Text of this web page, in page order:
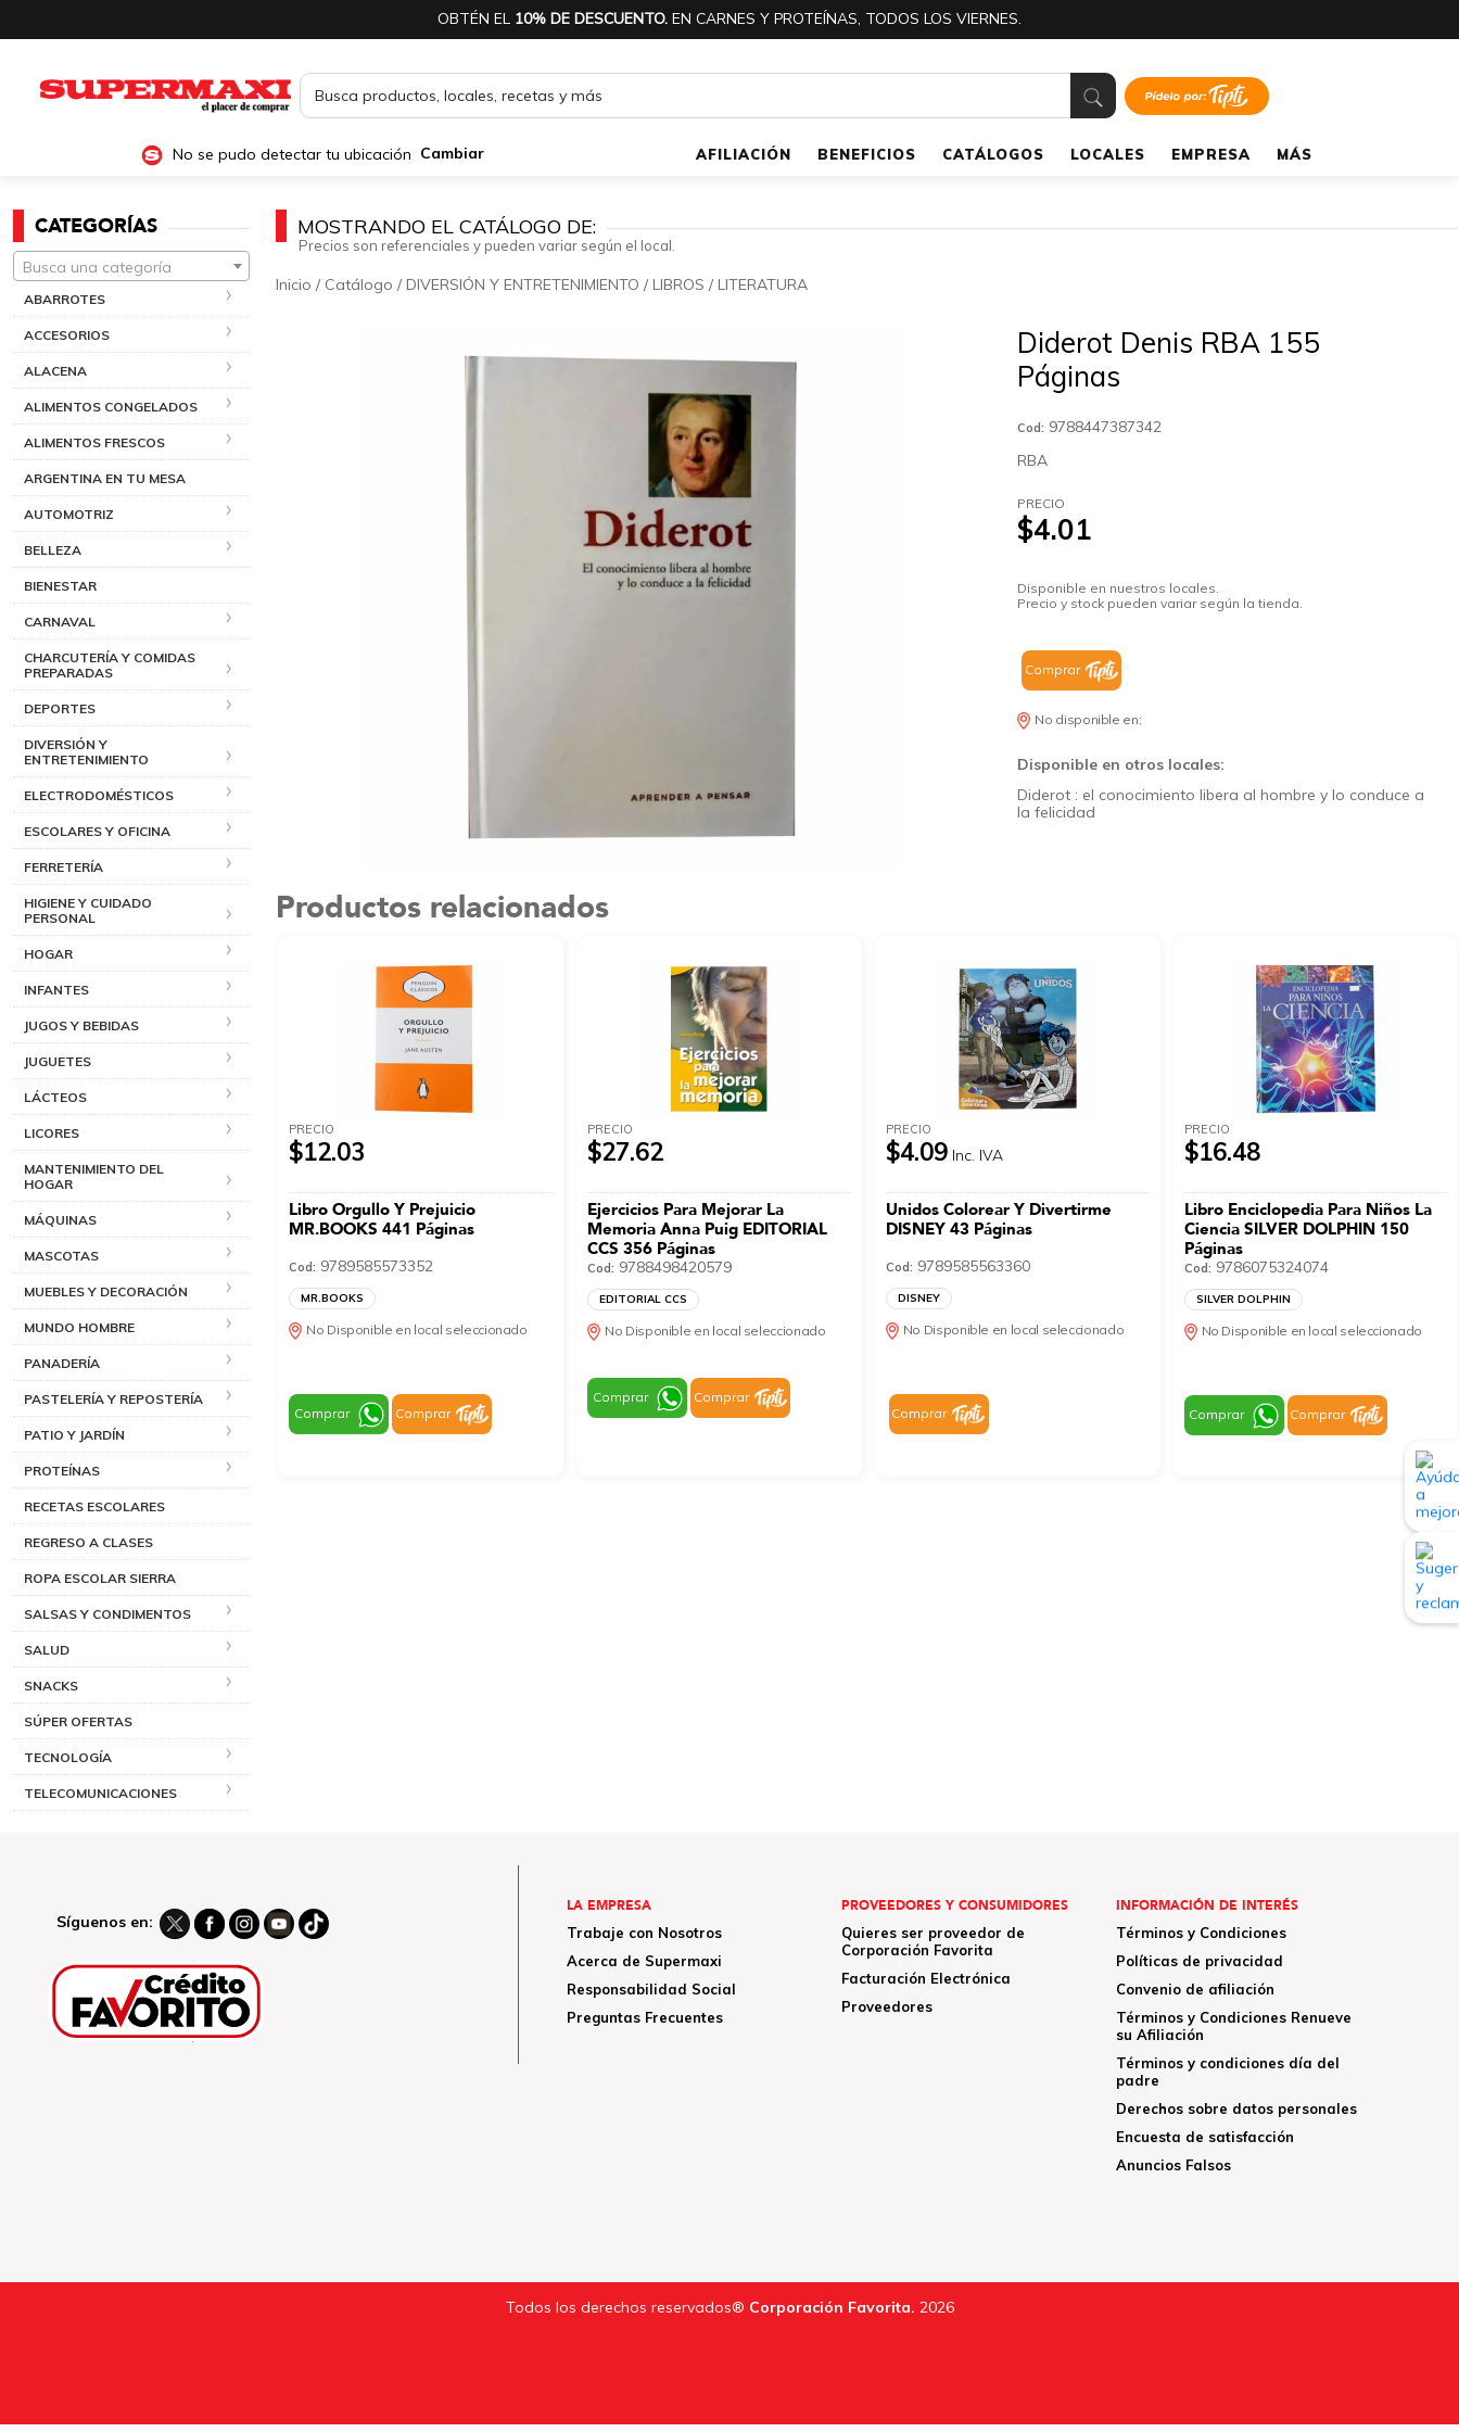
OBTÉN EL 10% DE DESCUENTO. EN CARNES Y PROTEÍNAS, TODOS LOS VIERNES.
No se pudo detectar tu ubicación Cambiar AFILIACIÓN BENEFICIOS CATÁLOGOS LOCALES EMPRESA MÁS
CATEGORÍAS
Busca una categoría
ABARROTES
ACCESORIOS
ALACENA
ALIMENTOS CONGELADOS
ALIMENTOS FRESCOS
ARGENTINA EN TU MESA
AUTOMOTRIZ
BELLEZA
BIENESTAR
CARNAVAL
CHARCUTERÍA Y COMIDAS
PREPARADAS
DEPORTES
DIVERSIÓN Y
ENTRETENIMIENTO
ELECTRODOMÉSTICOS
ESCOLARES Y OFICINA
FERRETERÍA
HIGIENE Y CUIDADO
PERSONAL
HOGAR
INFANTES
JUGOS Y BEBIDAS
JUGUETES
LÁCTEOS
LICORES
MANTENIMIENTO DEL
HOGAR
MÁQUINAS
MASCOTAS
MUEBLES Y DECORACIÓN
MUNDO HOMBRE
PANADERÍA
PASTELERÍA Y REPOSTERÍA
PATIO Y JARDÍN
PROTEÍNAS
RECETAS ESCOLARES
REGRESO A CLASES
ROPA ESCOLAR SIERRA
SALSAS Y CONDIMENTOS
SALUD
SNACKS
SÚPER OFERTAS
TECNOLOGÍA
TELECOMUNICACIONES
MOSTRANDO EL CATÁLOGO DE:
Precios son referenciales y pueden variar según el local.
Inicio / Catálogo / DIVERSIÓN Y ENTRETENIMIENTO / LIBROS / LITERATURA
Diderot Denis RBA 155
Páginas
Cod: 9788447387342
RBA
PRECIO
$4.01
Disponible en nuestros locales.
Precio y stock pueden variar según la tienda.
Comprar
No disponible en:
Disponible en otros locales:
Diderot : el conocimiento libera al hombre y lo conduce a
la felicidad
Productos relacionados
PRECIO
$12.03
Libro Orgullo Y Prejuicio
MR.BOOKS 441 Páginas
Cod: 9789585573352
MR.BOOKS
No Disponible en local seleccionado
Comprar Comprar
PRECIO
$27.62
Ejercicios Para Mejorar La
Memoria Anna Puig EDITORIAL
CCS 356 Páginas
Cod: 9788498420579
EDITORIAL CCS
No Disponible en local seleccionado
Comprar Comprar
PRECIO
$4.09 Inc. IVA
Unidos Colorear Y Divertirme
DISNEY 43 Páginas
Cod: 9789585563360
DISNEY
No Disponible en local seleccionado
Comprar
PRECIO
$16.48
Libro Enciclopedia Para Niños La
Ciencia SILVER DOLPHIN 150
Páginas
Cod: 9786075324074
SILVER DOLPHIN
No Disponible en local seleccionado
Comprar Comprar
Síguenos en:
LA EMPRESA
Trabaje con Nosotros
Acerca de Supermaxi
Responsabilidad Social
Preguntas Frecuentes
PROVEEDORES Y CONSUMIDORES
Quieres ser proveedor de
Corporación Favorita
Facturación Electrónica
Proveedores
INFORMACIÓN DE INTERÉS
Términos y Condiciones
Políticas de privacidad
Convenio de afiliación
Términos y Condiciones Renueve
su Afiliación
Términos y condiciones día del
padre
Derechos sobre datos personales
Encuesta de satisfacción
Anuncios Falsos
Todos los derechos reservados® Corporación Favorita. 2026